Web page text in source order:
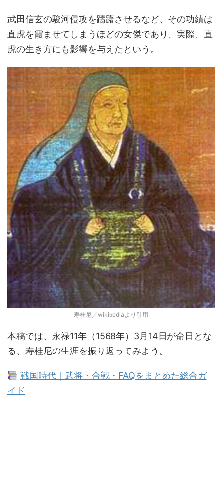
武田信玄の駿河侵攻を躊躇させるなど、その功績は
直虎を霞ませてしまうほどの女傑であり、実際、直
虎の生き方にも影響を与えたという。
寿桂尼／wikipediaより引用
本稿では、永禄11年（1568年）3月14日が命日とな
る、寿桂尼の生涯を振り返ってみよう。
戦国時代｜武将・合戦・FAQをまとめた総合ガ
イド